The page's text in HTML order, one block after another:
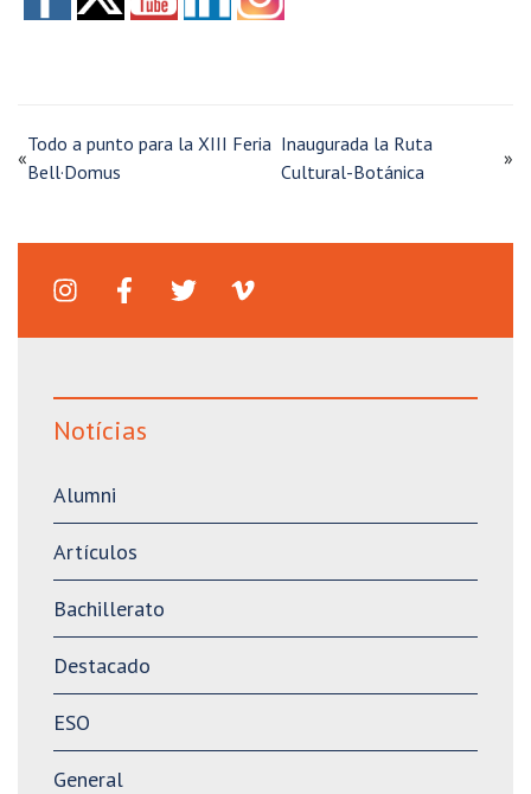
«
Todo a punto para la XIII Feria
Bell·Domus
Inaugurada la Ruta
Cultural-Botánica
»
Notícias
Alumni
Artículos
Bachillerato
Destacado
ESO
General